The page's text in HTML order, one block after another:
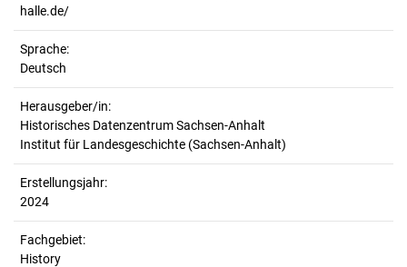
halle.de/
Sprache:
Deutsch
Herausgeber/in:
Historisches Datenzentrum Sachsen-Anhalt
Institut für Landesgeschichte (Sachsen-Anhalt)
Erstellungsjahr:
2024
Fachgebiet:
History